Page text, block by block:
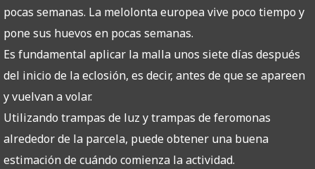
pocas semanas. La melolonta europea vive poco tiempo y
pone sus huevos en pocas semanas.
Es fundamental aplicar la malla unos siete días después
del inicio de la eclosión, es decir, antes de que se apareen
y vuelvan a volar.
Utilizando trampas de luz y trampas de feromonas
alrededor de la parcela, puede obtener una buena
estimación de cuándo comienza la actividad.